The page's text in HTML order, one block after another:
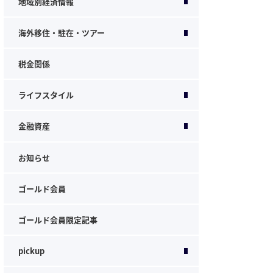
海外移住・駐在・ツアー
税金関係
ライフスタイル
金融資産
お知らせ
ゴールド会員
ゴールド会員限定記事
pickup